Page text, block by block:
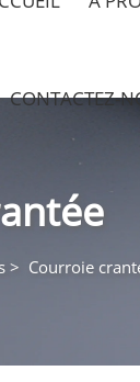
CONTACTEZ-
> Courroie